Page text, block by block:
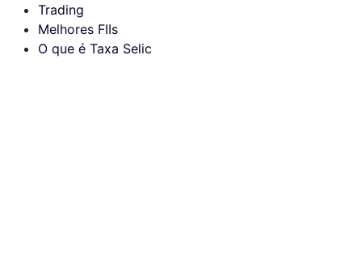
Trading
Melhores FIIs
O que é Taxa Selic